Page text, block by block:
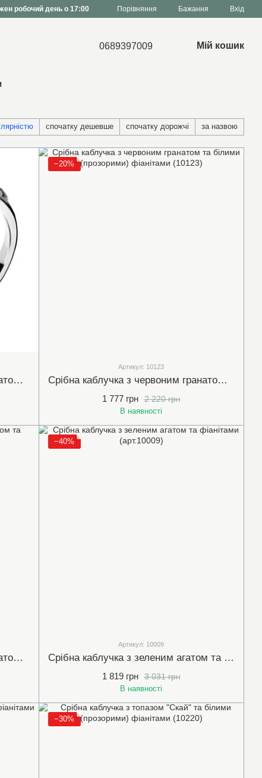
робочий день о 17:00 Порівняння Бажання Вхід
0689397009 Мій кошик
спочатку дешевше спочатку дорожчі за назвою
Срібна каблучка з червоним гранатом та чорними фіанітами (10019)
−20%
Артикул: 10123
Срібна каблучка з червоним гранатом та білими (прозорими) фіанітами (10123)
2 220 грн
1 777 грн
В наявності
Срібна каблучка з червоним гранатом та фіанітами (арт.514218)
−40%
Артикул: 10009
Срібна каблучка з зеленим агатом та фіанітами (арт.10009)
3 031 грн
1 819 грн
В наявності
−30%